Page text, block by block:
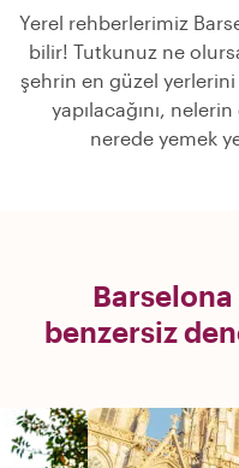
Yerel rehberlerimiz
bilir! Tutkunuz ne
şehrin en güzel
yapılacağını,
nerede yemek
benzersiz